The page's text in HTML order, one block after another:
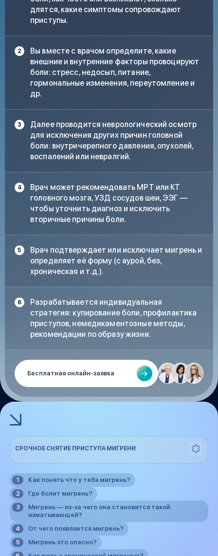
длятся, какие симптомы сопровождают
приступы.
Вы вместе с врачом определите, какие
внешние и внутренние факторы провоцируют
боли: стресс, недосып, питание,
гормональные изменения, переутомление и
др.
Далее проводится неврологический осмотр
для исключения других причин головной
боли: внутричерепного давления, опухолей,
воспалений или невралгий.
Врач может рекомендовать МРТ или КТ
головного мозга, УЗД сосудов шеи, ЭЭГ —
чтобы уточнить диагноз и исключить
вторичные причины боли.
Врач подтверждает или исключает мигрень и
определяет её форму (с аурой, без,
хроническая и т.д.).
Разрабатывается индивидуальная
стратегия: купирование боли, профилактика
приступов, немедикаментозные методы,
рекомендации по образу жизни.
Бесплатная онлайн-заявка
СРОЧНОЕ СНЯТИЕ ПРИСТУПА МИГРЕНИ
Как понять что у тебя мигрень?
Где болит мигрень?
Мигрень — из-за чего она становится такой
изматывающей?
От чего появляется мигрень?
Мигрень это опасно?